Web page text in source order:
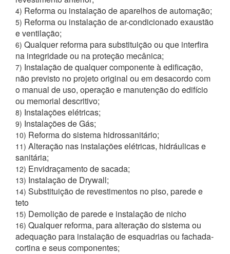
4) Reforma ou instalação de aparelhos de automação;
5) Reforma ou instalação de ar-condicionado exaustão
e ventilação;
6) Qualquer reforma para substituição ou que interfira
na integridade ou na proteção mecânica;
7) Instalação de qualquer componente à edificação,
não previsto no projeto original ou em desacordo com
o manual de uso, operação e manutenção do edifício
ou memorial descritivo;
8) Instalações elétricas;
9) Instalações de Gás;
10) Reforma do sistema hidrossanitário;
11) Alteração nas instalações elétricas, hidráulicas e
sanitária;
12) Envidraçamento de sacada;
13) Instalação de Drywall;
14) Substituição de revestimentos no piso, parede e
teto
15) Demolição de parede e instalação de nicho
16) Qualquer reforma, para alteração do sistema ou
adequação para instalação de esquadrias ou fachada-
cortina e seus componentes;